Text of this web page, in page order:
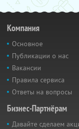
Компания
Основное
Публикации о нас
Вакансии
Правила сервиса
Ответы на вопросы
Бизнес-Партнёрам
Давайте сделаем